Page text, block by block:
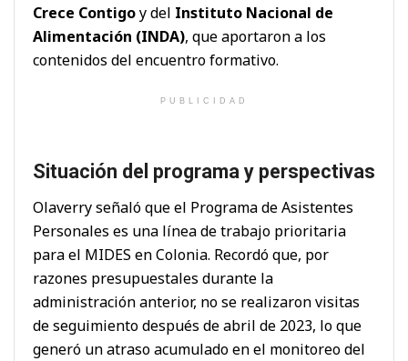
Crece Contigoy del Instituto Nacional de
Alimentación (INDA), que aportaron a los
contenidos del encuentro formativo.
PUBLICIDAD
Situación del programa y perspectivas
Olaverry señaló que el Programa de Asistentes
Personales es una línea de trabajo prioritaria
para el MIDES en Colonia. Recordó que, por
razones presupuestales durante la
administración anterior, no se realizaron visitas
de seguimiento después de abril de 2023, lo que
generó un atraso acumulado en el monitoreo del